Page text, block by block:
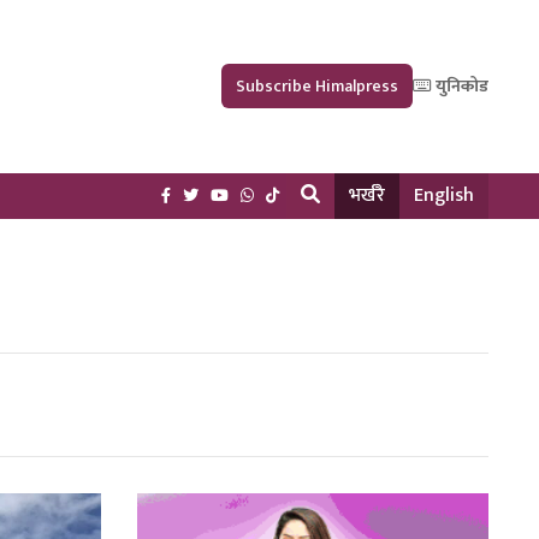
Subscribe Himalpress युनिकोड
भर्खरै English